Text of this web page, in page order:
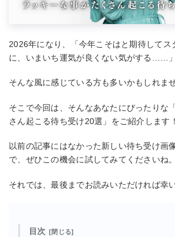
2026年になり、「今年こそはと期待してス
に、いまいち運気が良くない気がする……」
そんな風に感じている方も多いかもしれませ
そこで今回は、そんなあなたにぴったりな
さん起こる待ち受け20選」をご紹介します！
以前の記事にはなかった新しい待ち受け画
で、ぜひこの機会に試してみてくださいね。
それでは、最後までお読みいただければ幸
目次